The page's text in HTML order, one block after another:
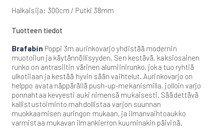
Halkaisija: 300cm / Putki 38mm
Tuotteen tiedot
Brafabin Poppi 3m aurinkovarjo yhdistää modernin
muotoilun ja käytännöllisyyden. Sen kestävä, kaksiosainen
runko on antrasiitin värinen alumiinirunko, joka tuo ryhtiä
ulkotilaan ja kestää hyvin sään vaihtelut. Aurinkovarjo on
helppo avata näppärällä push-up-mekanismilla, jolloin varjo
ponnahtaa kevyesti auki nimensä mukaisesti. Säädettävä
kallistustoiminto mahdollistaa varjon suunnan
muokkaamisen auringon mukaan, ja ilmanvaihtoaukko
varmistaa mukavan ilmankierron kuuminakin päivinä.